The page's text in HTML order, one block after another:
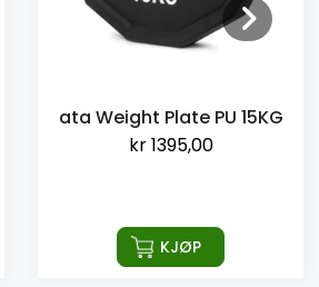
ata Weight Plate PU 15KG
kr1395,00
KJØP